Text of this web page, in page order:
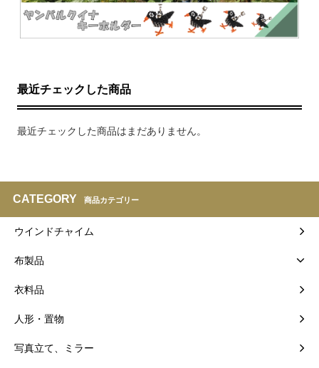
最近チェックした商品
最近チェックした商品はまだありません。
CATEGORY 商品カテゴリー
ウインドチャイム
布製品
衣料品
人形・置物
写真立て、ミラー